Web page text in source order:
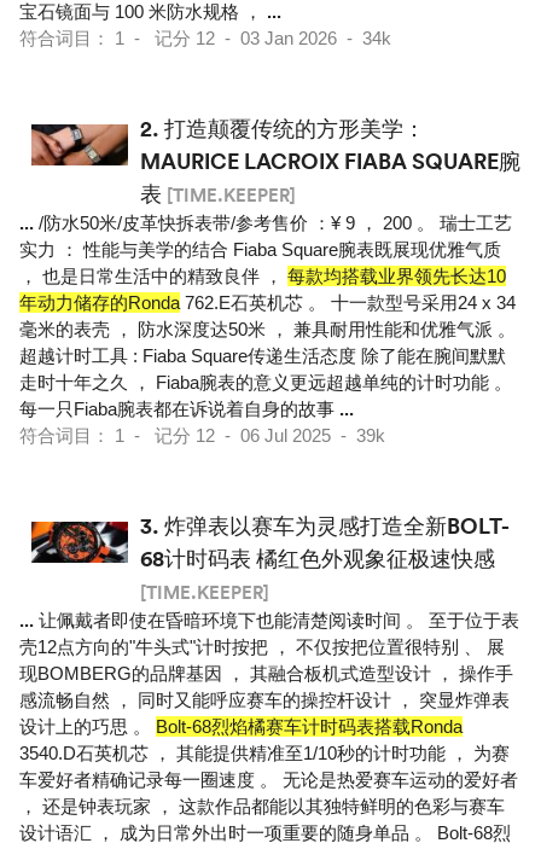
宝石镜面与 100 米防水规格 ， ...
符合词目： 1 - 记分 12 - 03 Jan 2026 - 34k
2. 打造颠覆传统的方形美学：
MAURICE LACROIX FIABA SQUARE腕
表 [TIME.KEEPER]
... /防水50米/皮革快拆表带/参考售价 ：¥ 9 ， 200 。 瑞士工艺
实力 ： 性能与美学的结合 Fiaba Square腕表既展现优雅气质
， 也是日常生活中的精致良伴 ， 每款均搭载业界领先长达10
年动力储存的Ronda 762.E石英机芯 。 十一款型号采用24 x 34
毫米的表壳 ， 防水深度达50米 ， 兼具耐用性能和优雅气派 。
超越计时工具 : Fiaba Square传递生活态度 除了能在腕间默默
走时十年之久 ， Fiaba腕表的意义更远超越单纯的计时功能 。
每一只Fiaba腕表都在诉说着自身的故事 ...
符合词目： 1 - 记分 12 - 06 Jul 2025 - 39k
3. 炸弹表以赛车为灵感打造全新BOLT-
68计时码表 橘红色外观象征极速快感
[TIME.KEEPER]
... 让佩戴者即使在昏暗环境下也能清楚阅读时间 。 至于位于表
壳12点方向的"牛头式"计时按把 ， 不仅按把位置很特别 、 展
现BOMBERG的品牌基因 ， 其融合板机式造型设计 ， 操作手
感流畅自然 ， 同时又能呼应赛车的操控杆设计 ， 突显炸弹表
设计上的巧思 。 Bolt-68烈焰橘赛车计时码表搭载Ronda
3540.D石英机芯 ， 其能提供精准至1/10秒的计时功能 ， 为赛
车爱好者精确记录每一圈速度 。 无论是热爱赛车运动的爱好者
， 还是钟表玩家 ， 这款作品都能以其独特鲜明的色彩与赛车
设计语汇 ， 成为日常外出时一项重要的随身单品 。 Bolt-68烈